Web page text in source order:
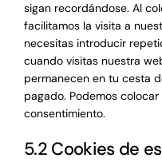
sigan recordándose. Al
facilitamos la visita a
necesitas introducir
cuando visitas nuestra
permanecen en tu cesta
pagado. Podemos
consentimiento.
5.2 Cookies de